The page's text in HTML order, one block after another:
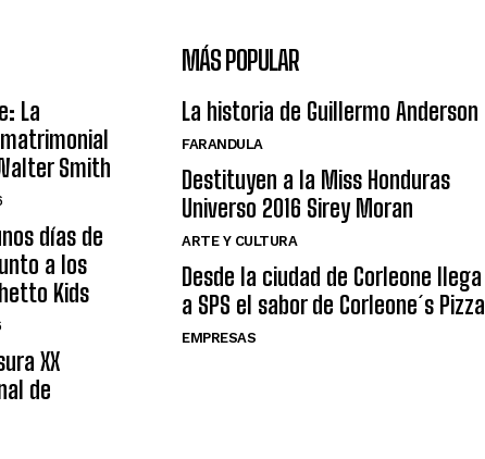
La
Smith
días de
a los
Kids
XX
de
MÁS POPULAR
La historia de Guillermo Anderson
FARANDULA
Destituyen a la Miss Honduras
Universo 2016 Sirey Moran
ARTE Y CULTURA
Desde la ciudad de Corleone llega
a SPS el sabor de Corleone´s Pizza
EMPRESAS